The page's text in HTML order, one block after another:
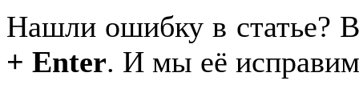
Нашли ошибку в статье?
+ Enter. И мы её